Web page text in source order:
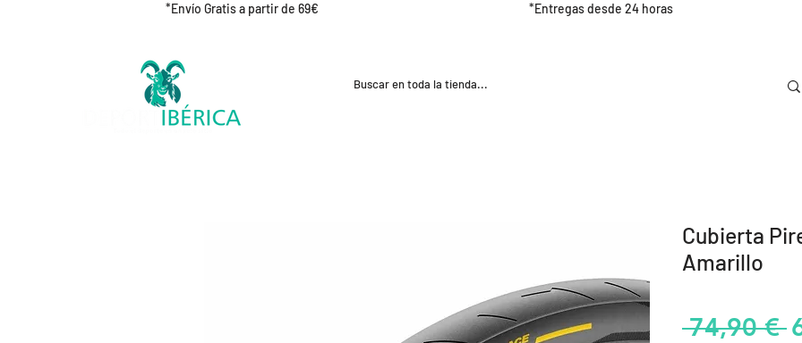
*Envío Gratis a partir de 69€ *Entregas desde 24 horas
Cubierta
Amarillo
74,90 €